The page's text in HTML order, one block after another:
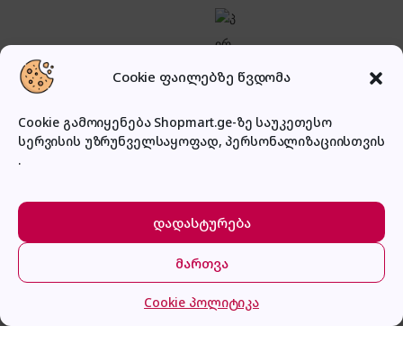
Cookie ფაილებზე წვდომა
Cookie გამოიყენება Shopmart.ge-ზე საუკეთესო
სერვისის უზრუნველსაყოფად, პერსონალიზაციისთვის
.
დადასტურება
მართვა
Cookie პოლიტიკა
მთავარი კატეგორიები კალათა შესვლა